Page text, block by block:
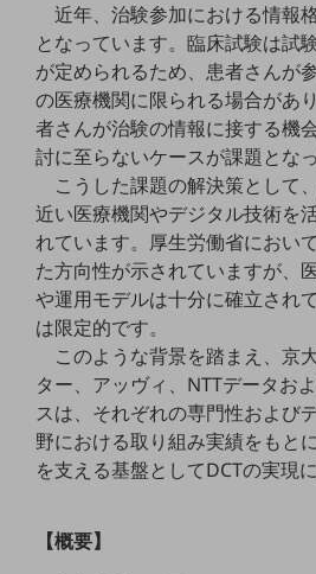
コミュニケーション・情報共有
マーケティング
業務効率化
災害対策
職場環境整備
地域共創・地方創生
セキュリティ対策
遠隔監視
顧客体験（CX）改善
自動化・省電化
人材不足解消
業種・業態で探す
自治体
近年、治験参加における情報
となっています。臨床試験は試
が定められるため、患者さんが
の医療機関に限られる場合があ
者さんが治験の情報に接する機
討に至らないケースが課題とな
こうした課題の解決策として
近い医療機関やデジタル技術を
れています。厚生労働省におい
た方向性が示されていますが、
や運用モデルは十分に確立され
は限定的です。
このような背景を踏まえ、京
ター、アッヴィ、NTTデータお
スは、それぞれの専門性および
野における取り組み実績をもと
を支える基盤としてDCTの実現
【概要】